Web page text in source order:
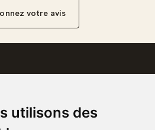
utilisons des
votre avis
la publication des